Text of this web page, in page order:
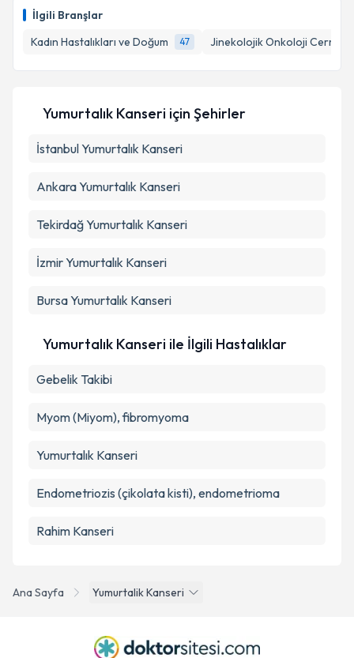
İlgili Branşlar
Kadın Hastalıkları ve Doğum
47 Jinekolojik Onkoloji
E-posta Adresiniz
Metni'ni okudum ve kişisel verilerimin belirtilen
kapsamda işlenmesini kabul ediyorum.
Ana Sayfa Yumurtalik Kanseri
Yumurtalık Kanseri için Şehirler
İstanbulYumurtalık Kanseri
AnkaraYumurtalık Kanseri
TekirdağYumurtalık Kanseri
İzmirYumurtalık Kanseri
BursaYumurtalık Kanseri
Yumurtalık Kanseri ile İlgili Hastalıklar
Gebelik Takibi
Myom (Miyom), fibromyoma
Yumurtalık Kanseri
Endometriozis (çikolata kisti), endometrioma
Rahim Kanseri